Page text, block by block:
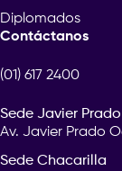
Diplomados
Contáctanos
(01) 617 2400
Sede Javier Prado
Av. Javier Prado
Sede Chacarilla